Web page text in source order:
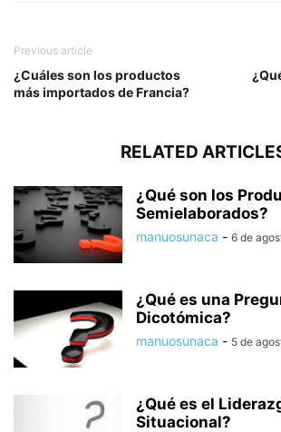
Previous article
¿Cuáles son los productos
más importados de Francia?
RELATED
¿Qué son los
Semielaborados?
manuosunaca - 6 de
¿Qué es una
Dicotómica?
manuosunaca - 5 de
¿Qué es el
Situacional?